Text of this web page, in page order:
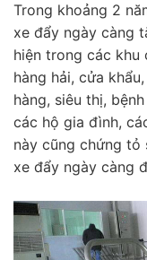
Trong khoảng 2
xe đẩy ngày càng
hiện trong các khu
hàng hải, cửa
hàng, siêu thị,
các hộ gia đình,
này cũng chứng tỏ
xe đẩy ngày càng